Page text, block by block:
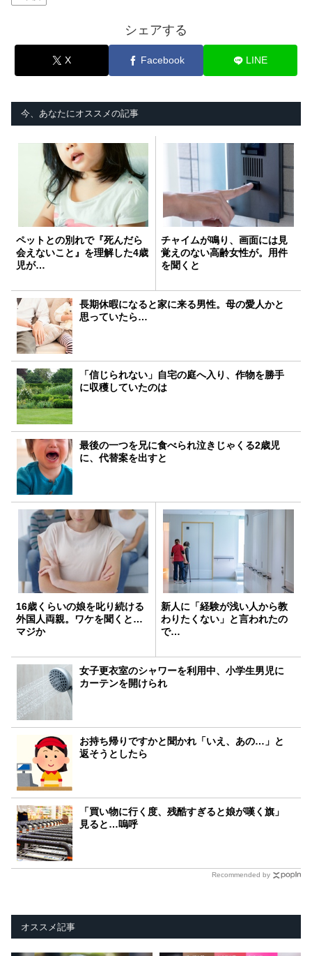
シェアする
X Facebook LINE
今、あなたにオススメの記事
ペットとの別れで『死んだら
会えないこと』を理解した4歳
児が…
チャイムが鳴り、画面には見
覚えのない高齢女性が。用件
を聞くと
長期休暇になると家に来る男性。母の愛人かと
思っていたら…
「信じられない」自宅の庭へ入り、作物を勝手
に収穫していたのは
最後の一つを兄に食べられ泣きじゃくる2歳児
に、代替案を出すと
16歳くらいの娘を叱り続ける
外国人両親。ワケを聞くと…
マジか
新人に「経験が浅い人から教
わりたくない」と言われたの
で…
女子更衣室のシャワーを利用中、小学生男児に
カーテンを開けられ
お持ち帰りですかと聞かれ「いえ、あの…」と
返そうとしたら
「買い物に行く度、残酷すぎると娘が嘆く旗」
見ると…嗚呼
Recommended by
オススメ記事